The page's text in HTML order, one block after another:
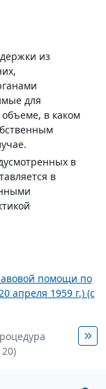
из
для
в каком
в
в
помощи по
апреля 1959 г.) (с
20)